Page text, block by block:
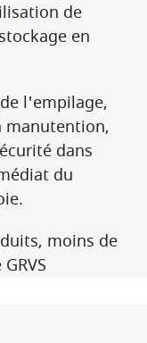
de
en
l'empilage,
manutention,
dans
du
moins de